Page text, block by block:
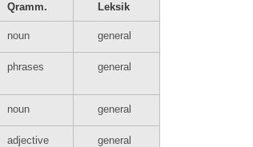
Qramm. Leksik
noun general
phrases general
noun general
adjective general